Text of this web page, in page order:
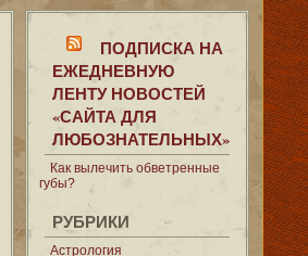
ПОДПИСКА НА
ЕЖЕДНЕВНУЮ
ЛЕНТУ НОВОСТЕЙ
«САЙТА ДЛЯ
ЛЮБОЗНАТЕЛЬНЫХ»
Как вылечить обветренные
губы?
РУБРИКИ
Астрология